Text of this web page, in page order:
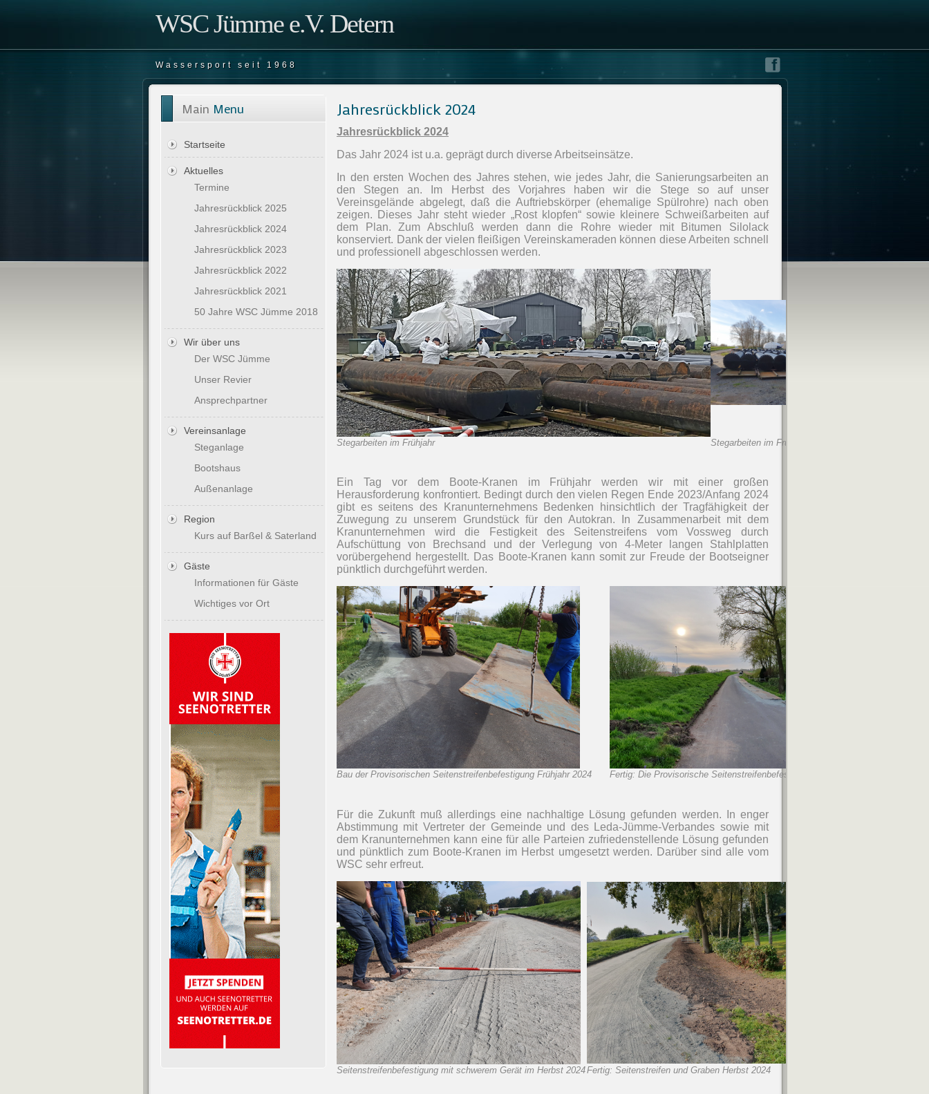
WSC Jümme e.V. Detern
Wassersport seit 1968
Main Menu
Startseite
Aktuelles
Termine
Jahresrückblick 2025
Jahresrückblick 2024
Jahresrückblick 2023
Jahresrückblick 2022
Jahresrückblick 2021
50 Jahre WSC Jümme 2018
Wir über uns
Der WSC Jümme
Unser Revier
Ansprechpartner
Vereinsanlage
Steganlage
Bootshaus
Außenanlage
Region
Kurs auf Barßel & Saterland
Gäste
Informationen für Gäste
Wichtiges vor Ort
Jahresrückblick 2024
Jahresrückblick 2024
Das Jahr 2024 ist u.a. geprägt durch diverse Arbeitseinsätze.
In den ersten Wochen des Jahres stehen, wie jedes Jahr, die Sanierungsarbeiten an
den Stegen an. Im Herbst des Vorjahres haben wir die Stege so auf unser
Vereinsgelände abgelegt, daß die Auftriebskörper (ehemalige Spülrohre) nach oben
zeigen. Dieses Jahr steht wieder „Rost klopfen“ sowie kleinere Schweißarbeiten auf
dem Plan. Zum Abschluß werden dann die Rohre wieder mit Bitumen Silolack
konserviert. Dank der vielen fleißigen Vereinskameraden können diese Arbeiten schnell
und professionell abgeschlossen werden.
Stegarbeiten im Frühjahr Stegarbeiten im Frühjahr
Ein Tag vor dem Boote-Kranen im Frühjahr werden wir mit einer großen
Herausforderung konfrontiert. Bedingt durch den vielen Regen Ende 2023/Anfang 2024
gibt es seitens des Kranunternehmens Bedenken hinsichtlich der Tragfähigkeit der
Zuwegung zu unserem Grundstück für den Autokran. In Zusammenarbeit mit dem
Kranunternehmen wird die Festigkeit des Seitenstreifens vom Vossweg durch
Aufschüttung von Brechsand und der Verlegung von 4-Meter langen Stahlplatten
vorübergehend hergestellt. Das Boote-Kranen kann somit zur Freude der Bootseigner
pünktlich durchgeführt werden.
Bau der Provisorischen Seitenstreifenbefestigung Frühjahr 2024 Fertig: Die Provisorische Seitenstreifenbefestigung
Für die Zukunft muß allerdings eine nachhaltige Lösung gefunden werden. In enger
Abstimmung mit Vertreter der Gemeinde und des Leda-Jümme-Verbandes sowie mit
dem Kranunternehmen kann eine für alle Parteien zufriedenstellende Lösung gefunden
und pünktlich zum Boote-Kranen im Herbst umgesetzt werden. Darüber sind alle vom
WSC sehr erfreut.
Seitenstreifenbefestigung mit schwerem Gerät im Herbst 2024Fertig: Seitenstreifen und Graben Herbst 2024